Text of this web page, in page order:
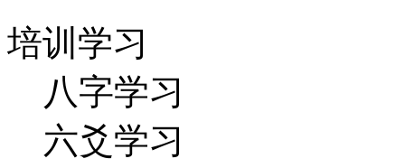
培训学习
八字学习
六爻学习